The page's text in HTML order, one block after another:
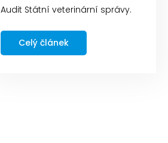
Audit Státní veterinární správy.
Celý článek